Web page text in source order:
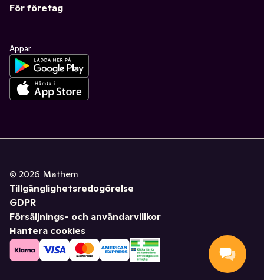
För företag
Appar
© 2026 Mathem
Tillgänglighetsredogörelse
GDPR
Försäljnings- och användarvillkor
Hantera cookies